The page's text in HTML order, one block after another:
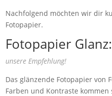
Nachfolgend möchten wir dir
Fotopapier.
Fotopapier Glanz:
unsere Empfehlung!
Das glänzende Fotopapier
Farben und Kontraste